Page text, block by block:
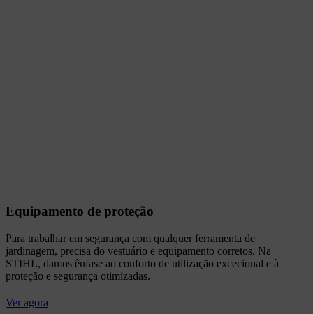
Equipamento de proteção
Para trabalhar em segurança com qualquer ferramenta de
jardinagem, precisa do vestuário e equipamento corretos. Na
STIHL, damos ênfase ao conforto de utilização excecional e à
proteção e segurança otimizadas.
Ver agora